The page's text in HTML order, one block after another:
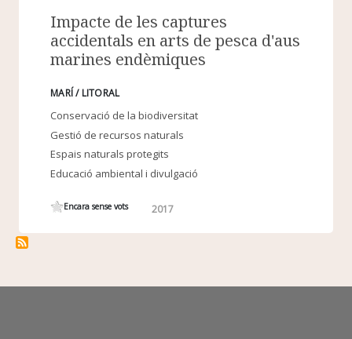
Impacte de les captures
accidentals en arts de pesca d'aus
marines endèmiques
MARÍ / LITORAL
Conservació de la biodiversitat
Gestió de recursos naturals
Espais naturals protegits
Educació ambiental i divulgació
Encara sense vots 2017